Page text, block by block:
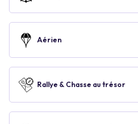
Aérien
Rallye & Chasse au trésor